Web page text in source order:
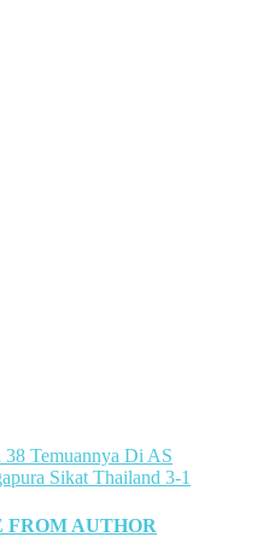
38 Temuannya Di AS
Sikat Thailand 3-1
FROM AUTHOR